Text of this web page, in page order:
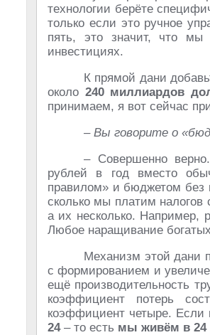
технологии берёте
только если это ручное
пять, это значит, что мы
инвестициях.
К прямой дани
около 240 миллиардов
принимаем, я вот сейчас
– Вы говорите о
– Совершенно
рублей в год вместо
правилом» и бюджетом без
сколько мы платим
а их несколько. Например,
Любое наращивание
Механизм этой дани
с формированием и
ещё производительность
коэффициент потерь
коэффициент четыре. Если
24– то есть мы живём в 24